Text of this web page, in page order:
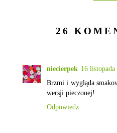
26
niecierpek 16
Brzmi i wygląda
wersji pieczonej!
Odpowiedz